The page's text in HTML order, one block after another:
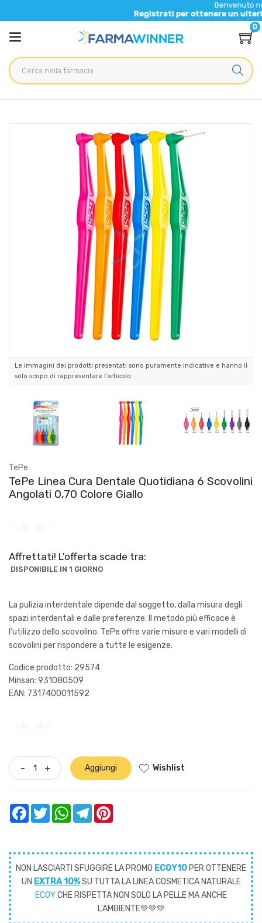
Benvenuto nel nuovo sito
Registrati per ottenere un ulteriore 5% di
0
TePe Linea Cura Dentale Quotidiana 6 Scovolini Angolati 0,70
Colore Giallo
Le immagini dei prodotti presentati sono puramente indicative e hanno il
solo scopo di rappresentare l'articolo.
TePe
TePe Linea Cura Dentale Quotidiana 6 Scovolini
Angolati 0,70 Colore Giallo
Affrettati! L'offerta scade tra:
DISPONIBILE IN 1 GIORNO
La pulizia interdentale dipende dal soggetto, dalla misura degli
spazi interdentali e dalle preferenze. Il metodo più efficace è
l’utilizzo dello scovolino. TePe offre varie misure e vari modelli di
scovolini per rispondere a tutte le esigenze.
Codice prodotto: 29574
Minsan: 931080509
EAN: 7317400011592
- + Aggiungi Wishlist
FacebookTwitterWhatsAppTelegram
NON LASCIARTI SFUGGIRE LA PROMO ECOY10 PER OTTENERE
UN EXTRA 10%SU TUTTA LA LINEA COSMETICA NATURALE
ECOYCHE RISPETTA NON SOLO LA PELLE MA ANCHE
L'AMBIENTE💚💚💚